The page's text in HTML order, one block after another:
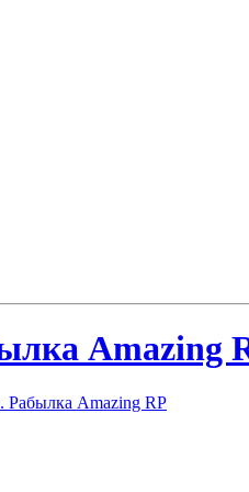
Amazing
Рабылка Amazing RP